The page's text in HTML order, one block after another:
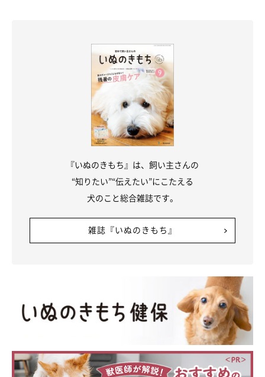
『いぬのきもち』は、飼い主さんの
“知りたい”“伝えたい”にこたえる
犬のこと総合雑誌です。
雑誌『いぬのきもち』